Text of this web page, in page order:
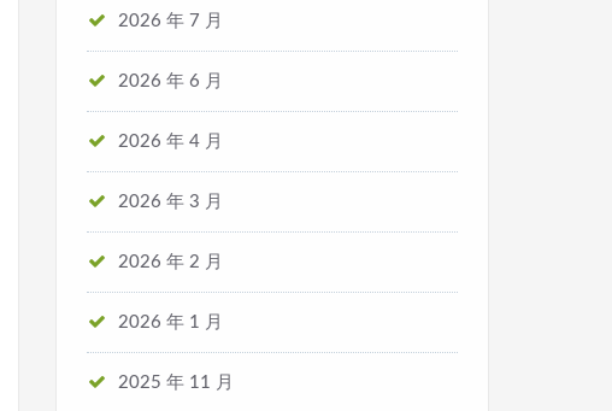
2026 年 7 月
2026 年 6 月
2026 年 4 月
2026 年 3 月
2026 年 2 月
2026 年 1 月
2025 年 11 月